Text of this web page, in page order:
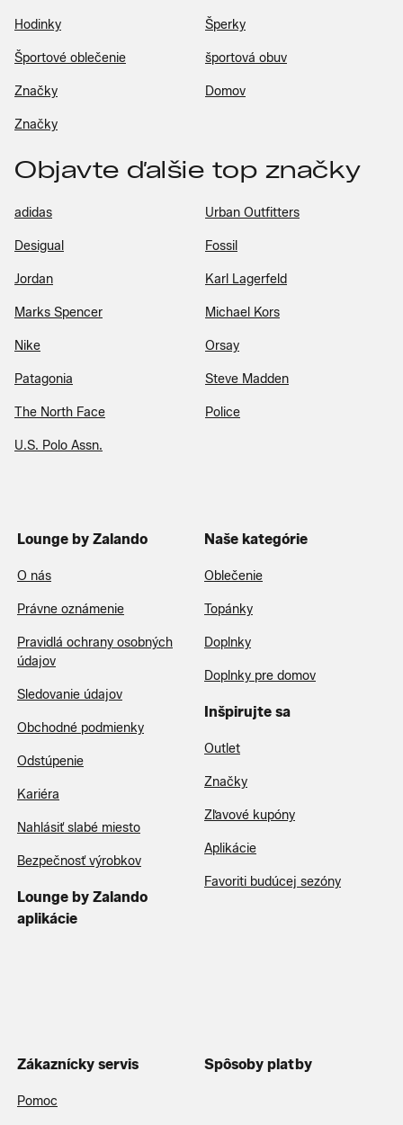
Hodinky Šperky
Športové oblečenie športová obuv
Značky Domov
Značky
Objavte ďalšie top značky
adidas Urban Outfitters
Desigual Fossil
Jordan Karl Lagerfeld
Marks Spencer Michael Kors
Nike Orsay
Patagonia Steve Madden
The North Face Police
U.S. Polo Assn.
Lounge by Zalando
O nás
Právne oznámenie
Pravidlá ochrany osobných
údajov
Sledovanie údajov
Obchodné podmienky
Odstúpenie
Kariéra
Nahlásiť slabé miesto
Bezpečnosť výrobkov
Lounge by Zalando
aplikácie
Naše kategórie
Oblečenie
Topánky
Doplnky
Doplnky pre domov
Inšpirujte sa
Outlet
Značky
Zľavové kupóny
Aplikácie
Favoriti budúcej sezóny
Zákaznícky servis
Pomoc
Spôsoby platby